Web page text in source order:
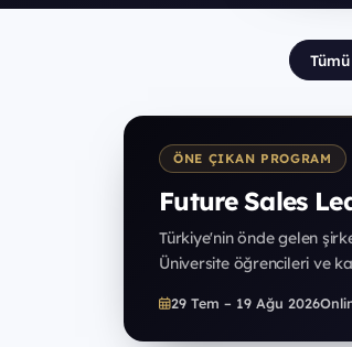
Tümü
ÖNE ÇIKAN PROGRAM
Future Sales
Türkiye'nin önde gelen
Üniversite öğrencileri ve
29 Tem – 19 Ağu 2026